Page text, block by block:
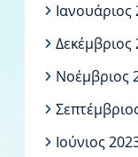
Ιανουάριος
Δεκέμβριος
Νοέμβριος
Ιούνιος